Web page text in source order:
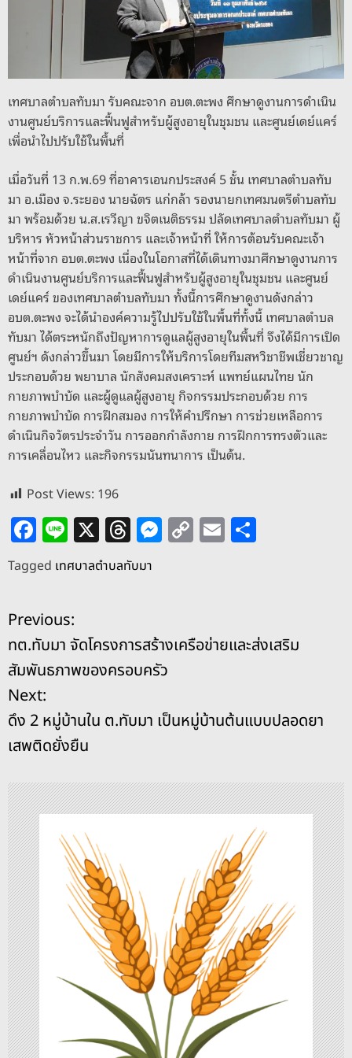
erk
เทศบาลตำบลทับมา รับคณะจาก อบต.ตะพง ศึกษาดูงานการดำเนิน
งานศูนย์บริการและฟื้นฟูสำหรับผู้สูงอายุในชุมชน และศูนย์เดย์แคร์
เพื่อนำไปปรับใช้ในพื้นที่
เมื่อวันที่ 13 ก.พ.69 ที่อาคารเอนกประสงค์ 5 ชั้น เทศบาลตำบลทับ
มา อ.เมือง จ.ระยอง นายฉัตร แก่กล้า รองนายกเทศมนตรีตำบลทับ
มา พร้อมด้วย น.ส.เรวีญา ขจิตเนติธรรม ปลัดเทศบาลตำบลทับมา ผู้
บริหาร หัวหน้าส่วนราชการ และเจ้าหน้าที่ ให้การต้อนรับคณะเจ้า
หน้าที่จาก อบต.ตะพง เนื่องในโอกาสที่ได้เดินทางมาศึกษาดูงานการ
ดำเนินงานศูนย์บริการและฟื้นฟูสำหรับผู้สูงอายุในชุมชน และศูนย์
เดย์แคร์ ของเทศบาลตำบลทับมา ทั้งนี้การศึกษาดูงานดังกล่าว
อบต.ตะพง จะได้นำองค์ความรู้ไปปรับใช้ในพื้นที่ทั้งนี้ เทศบาลตำบล
ทับมา ได้ตระหนักถึงปัญหาการดูแลผู้สูงอายุในพื้นที่ จึงได้มีการเปิด
ศูนย์ฯ ดังกล่าวขึ้นมา โดยมีการให้บริการโดยทีมสหวิชาชีพเชี่ยวชาญ
ประกอบด้วย พยาบาล นักสังคมสงเคราะห์ แพทย์แผนไทย นัก
กายภาพบำบัด และผู้ดูแลผู้สูงอายุ กิจกรรมประกอบด้วย การ
กายภาพบำบัด การฝึกสมอง การให้คำปรึกษา การช่วยเหลือการ
ดำเนินกิจวัตรประจำวัน การออกกำลังกาย การฝึกการทรงตัวและ
การเคลื่อนไหว และกิจกรรมนันทนาการ เป็นต้น.
Post Views: 196
F
a
c
e
b
o
o
k
Li
n
e
X T
h
re
d
s
M
e
g
er
C
o
Li
n
E
m
Tagged เทศบาลตำบลทับมา
แ
น
ะ
แ
น
ว
เ
รื่
อ
ง
Previous:
ทต.ทับมา จัดโครงการสร้างเครือข่ายและส่งเสริม
สัมพันธภาพของครอบครัว
Next:
ดึง 2 หมู่บ้านใน ต.ทับมา เป็นหมู่บ้านต้นแบบปลอดยา
เสพติดยั่งยืน